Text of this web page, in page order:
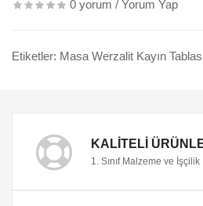
0 yorum / Yorum Yap
Etiketler: Masa Werzalit Kayın
KALITELI
1. Sınıf Malzeme ve İşçilik